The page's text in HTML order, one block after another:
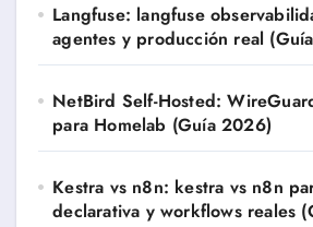
Langfuse: langfuse
agentes y producción real
NetBird Self-Hosted:
para Homelab (Guía 2026)
Kestra vs n8n: kestra vs n8n
declarativa y workflows reales